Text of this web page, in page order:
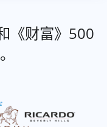
《财富》500
。